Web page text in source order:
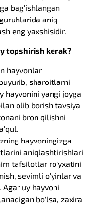
bag'ishlangan
aniq
eng yaxshisidir.
topshirish kerak?
hayvonlar
sharoitlarni
hayvonini yangi joyga
olib borish tavsiya
bron qilishni
hayvoningizga
aniqlashtirishlari
tafsilotlar ro'yxatini
sevimli o'yinlar va
uy hayvoni
bo'lsa, zaxira